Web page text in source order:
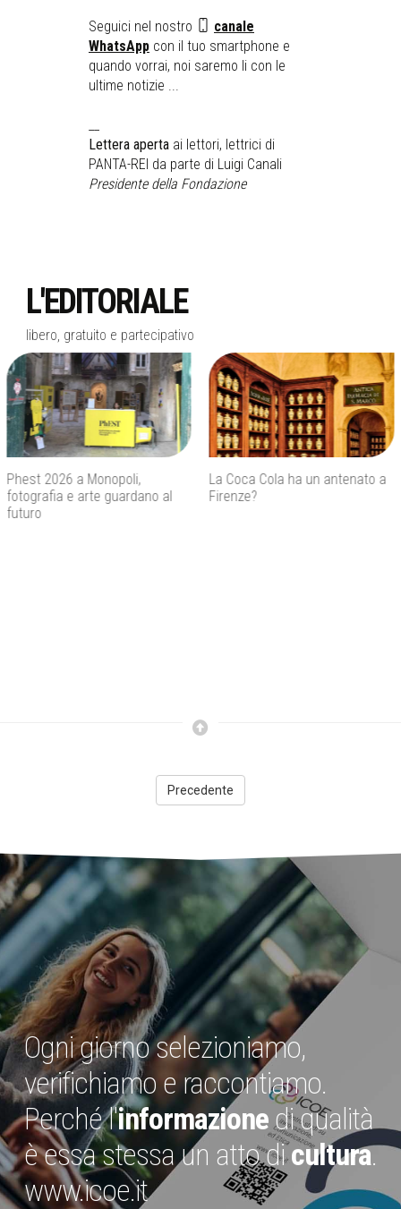
Seguici nel nostro
canale
WhatsApp con il tuo smartphone e
quando vorrai, noi saremo li con le
ultime notizie ...
Lettera aperta ai lettori, lettrici di
PANTA-REI da parte di Luigi Canali
Presidente della Fondazione
L'EDITORIALE
libero, gratuito e partecipativo
La Coca Cola ha un antenato a
Firenze?
Agenti IA e sicurezza, quando
l’autonomia diventa un rischio
Precedente
Ogni giorno selezioniamo,
verifichiamo e raccontiamo.
Perché l'informazionedi qualità
è essa stessa un atto dicultura.
www.icoe.it